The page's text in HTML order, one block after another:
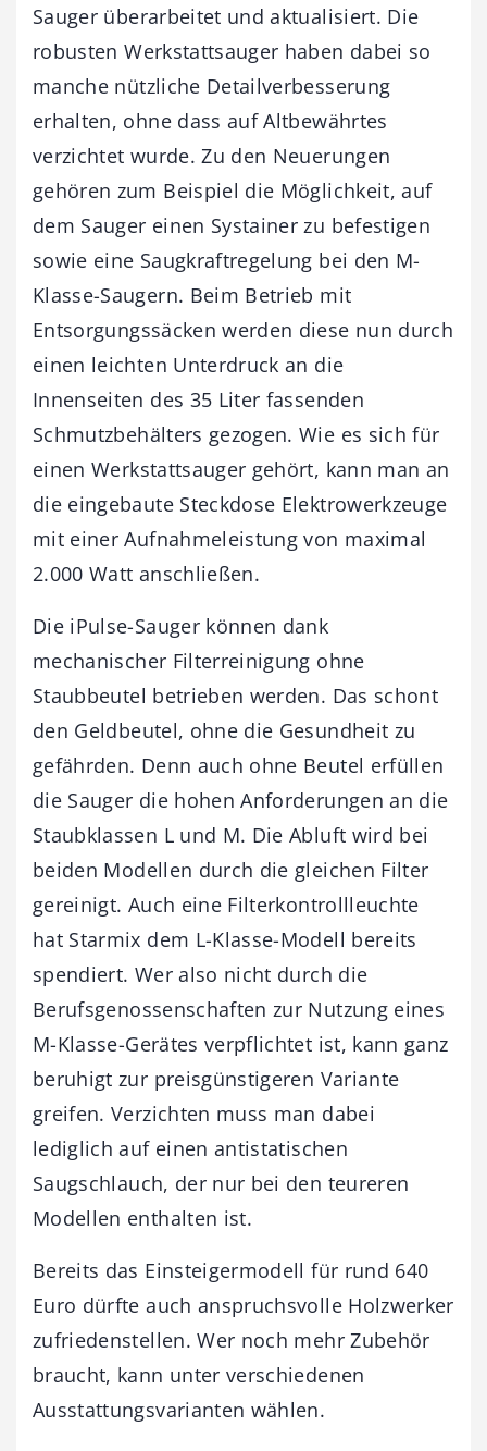
Sauger überarbeitet und aktualisiert. Die
robusten Werkstattsauger haben dabei so
manche nützliche Detailverbesserung
erhalten, ohne dass auf Altbewährtes
verzichtet wurde. Zu den Neuerungen
gehören zum Beispiel die Möglichkeit, auf
dem Sauger einen Systainer zu befestigen
sowie eine Saugkraftregelung bei den M-
Klasse-Saugern. Beim Betrieb mit
Entsorgungssäcken werden diese nun durch
einen leichten Unterdruck an die
Innenseiten des 35 Liter fassenden
Schmutzbehälters gezogen. Wie es sich für
einen Werkstattsauger gehört, kann man an
die eingebaute Steckdose Elektrowerkzeuge
mit einer Aufnahmeleistung von maximal
2.000 Watt anschließen.
Die iPulse-Sauger können dank
mechanischer Filterreinigung ohne
Staubbeutel betrieben werden. Das schont
den Geldbeutel, ohne die Gesundheit zu
gefährden. Denn auch ohne Beutel erfüllen
die Sauger die hohen Anforderungen an die
Staubklassen L und M. Die Abluft wird bei
beiden Modellen durch die gleichen Filter
gereinigt. Auch eine Filterkontrollleuchte
hat Starmix dem L-Klasse-Modell bereits
spendiert. Wer also nicht durch die
Berufsgenossenschaften zur Nutzung eines
M-Klasse-Gerätes verpflichtet ist, kann ganz
beruhigt zur preisgünstigeren Variante
greifen. Verzichten muss man dabei
lediglich auf einen antistatischen
Saugschlauch, der nur bei den teureren
Modellen enthalten ist.
Bereits das Einsteigermodell für rund 640
Euro dürfte auch anspruchsvolle Holzwerker
zufriedenstellen. Wer noch mehr Zubehör
braucht, kann unter verschiedenen
Ausstattungsvarianten wählen.